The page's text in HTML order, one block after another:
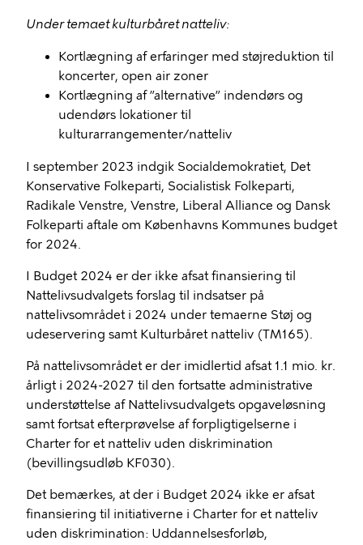
Under temaet kulturbåret natteliv:
Kortlægning af erfaringer med støjreduktion til
koncerter, open air zoner
Kortlægning af ”alternative” indendørs og
udendørs lokationer til
kulturarrangementer/natteliv
I september 2023 indgik Socialdemokratiet, Det
Konservative Folkeparti, Socialistisk Folkeparti,
Radikale Venstre, Venstre, Liberal Alliance og Dansk
Folkeparti aftale om Københavns Kommunes budget
for 2024.
I Budget 2024 er der ikke afsat finansiering til
Nattelivsudvalgets forslag til indsatser på
nattelivsområdet i 2024 under temaerne Støj og
udeservering samt Kulturbåret natteliv (TM165).
På nattelivsområdet er der imidlertid afsat 1.1 mio. kr.
årligt i 2024-2027 til den fortsatte administrative
understøttelse af Nattelivsudvalgets opgaveløsning
samt fortsat efterprøvelse af forpligtigelserne i
Charter for et natteliv uden diskrimination
(bevillingsudløb KF030).
Det bemærkes, at der i Budget 2024 ikke er afsat
finansiering til initiativerne i Charter for et natteliv
uden diskrimination: Uddannelsesforløb,